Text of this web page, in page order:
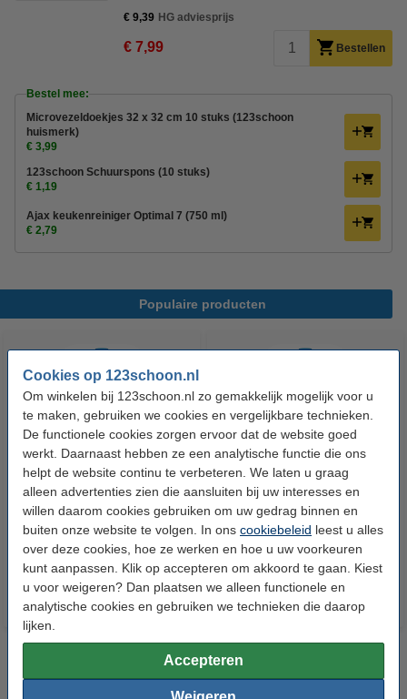
Cookies op 123schoon.nl
Om winkelen bij 123schoon.nl zo gemakkelijk mogelijk voor u
te maken, gebruiken we cookies en vergelijkbare technieken.
De functionele cookies zorgen ervoor dat de website goed
werkt. Daarnaast hebben ze een analytische functie die ons
helpt de website continu te verbeteren. We laten u graag
alleen advertenties zien die aansluiten bij uw interesses en
willen daarom cookies gebruiken om uw gedrag binnen en
buiten onze website te volgen. In ons cookiebeleid leest u alles
over deze cookies, hoe ze werken en hoe u uw voorkeuren
kunt aanpassen. Klik op accepteren om akkoord te gaan. Kiest
u voor weigeren? Dan plaatsen we alleen functionele en
analytische cookies en gebruiken we technieken die daarop
lijken.
Accepteren
€ 9,39 HG adviesprijs
€ 7,99 Bestellen
Bestel mee:
Microvezeldoekjes 32 x 32 cm 10 stuks (123schoon
huismerk)
€ 3,99
123schoon Schuurspons (10 stuks)
€ 1,19
Ajax keukenreiniger Optimal 7 (750 ml)
€ 2,79
Populaire producten
HG Ontkalker Voor Espresso-
en Koffiepadapparaten
(citroenzuur, 500 ml)
HG Koffiemachine Ontkalker |
Melkzuur (500 ml)
€ 6,99